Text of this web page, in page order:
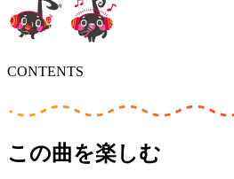
CONTENTS
この曲を楽しむ